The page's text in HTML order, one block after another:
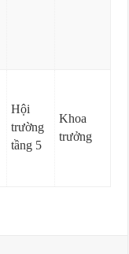
Hội
trường
tầng 5
Khoa
trưởng